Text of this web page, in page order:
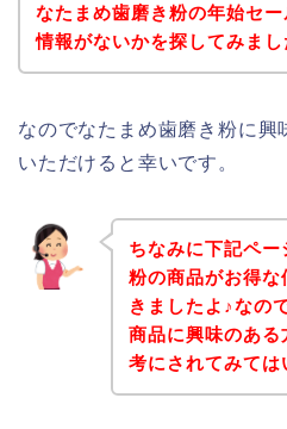
なたまめ歯磨き粉の年始セ
情報がないかを探してみまし
なのでなたまめ歯磨き粉に興
いただけると幸いです。
ちなみに下記ペー
粉の商品がお得
きましたよ♪なの
商品に興味のあ
考にされてみては